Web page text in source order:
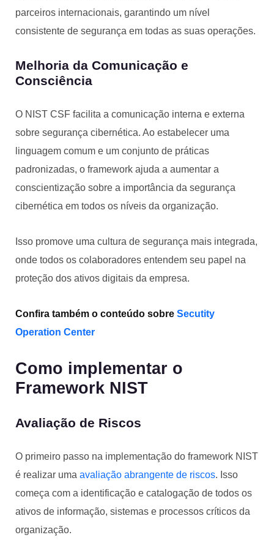
parceiros internacionais, garantindo um nível
consistente de segurança em todas as suas operações.
Melhoria da Comunicação e
Consciência
O NIST CSF facilita a comunicação interna e externa
sobre segurança cibernética. Ao estabelecer uma
linguagem comum e um conjunto de práticas
padronizadas, o framework ajuda a aumentar a
conscientização sobre a importância da segurança
cibernética em todos os níveis da organização.
Isso promove uma cultura de segurança mais integrada,
onde todos os colaboradores entendem seu papel na
proteção dos ativos digitais da empresa.
Confira também o conteúdo sobre Secutity
Operation Center
Como implementar o
Framework NIST
Avaliação de Riscos
O primeiro passo na implementação do framework NIST
é realizar uma avaliação abrangente de riscos. Isso
começa com a identificação e catalogação de todos os
ativos de informação, sistemas e processos críticos da
organização.